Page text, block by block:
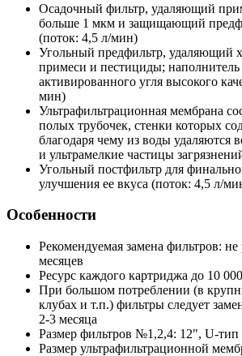
Осадочный фильтр, удаляющий
больше 1 мкм и защищающий
(поток: 4,5 л/мин)
Угольный предфильтр, удаляющий
примеси и пестициды; наполнитель
активированного угля высокого
мин)
Ультрафильтрационная мембрана
полых трубочек, стенки которых
благодаря чему из воды удаляются
и ультрамелкие частицы
Угольный постфильтр для
улучшения ее вкуса (поток: 4,5 л/
Особенности
Рекомендуемая замена фильтров: не
месяцев
Ресурс каждого картриджа до 10
При большом потреблении (в
клубах и т.п.) фильтры следует
2-3 месяца
Размер фильтров №1,2,4: 12", U-тип
Размер ультрафильтрационной